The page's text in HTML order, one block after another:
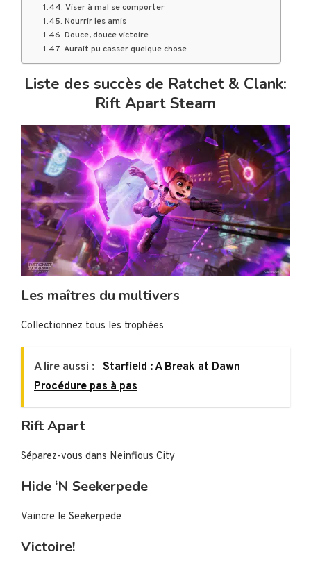
Viser à mal se comporter
Nourrir les amis
Douce, douce victoire
Aurait pu casser quelque chose
Liste des succès de Ratchet & Clank:
Rift Apart Steam
Les maîtres du multivers
Collectionnez tous les trophées
A lire aussi : Starfield : A Break at Dawn
Procédure pas à pas
Rift Apart
Séparez-vous dans Neinfious City
Hide ‘N Seekerpede
Vaincre le Seekerpede
Victoire!